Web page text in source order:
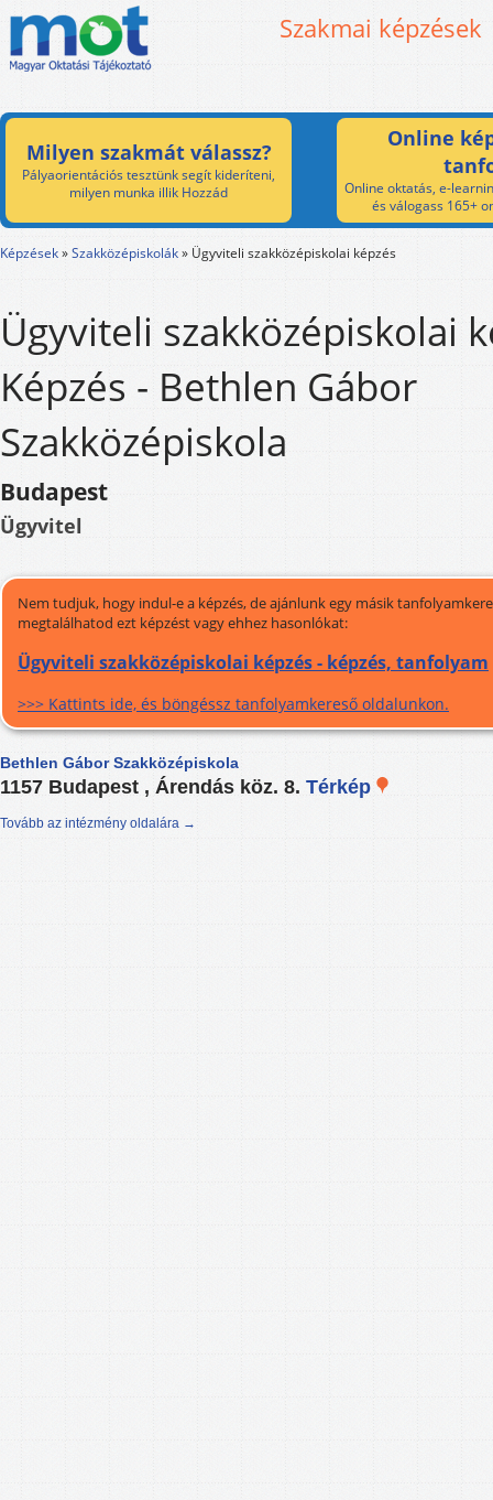
Szakmai képzések
Milyen szakmát válassz?
Pályaorientációs tesztünk segít kideríteni,
milyen munka illik Hozzád
Online
Online oktatás, e-
és válogass 165+
Képzések»Szakközépiskolák» Ügyviteli szakközépiskolai képzés
Ügyviteli szakközépiskolai
Képzés - Bethlen Gábor
Szakközépiskola
Budapest
Ügyvitel
Nem tudjuk, hogy indul-e a képzés, de ajánlunk egy másik
megtalálhatod ezt képzést vagy ehhez hasonlókat:
Ügyviteli szakközépiskolai képzés - képzés, tanfolyam
>>> Kattints ide, és böngéssz tanfolyamkereső oldalunkon.
Bethlen Gábor Szakközépiskola
1157 Budapest , Árendás köz. 8. Térkép
Tovább az intézmény oldalára →